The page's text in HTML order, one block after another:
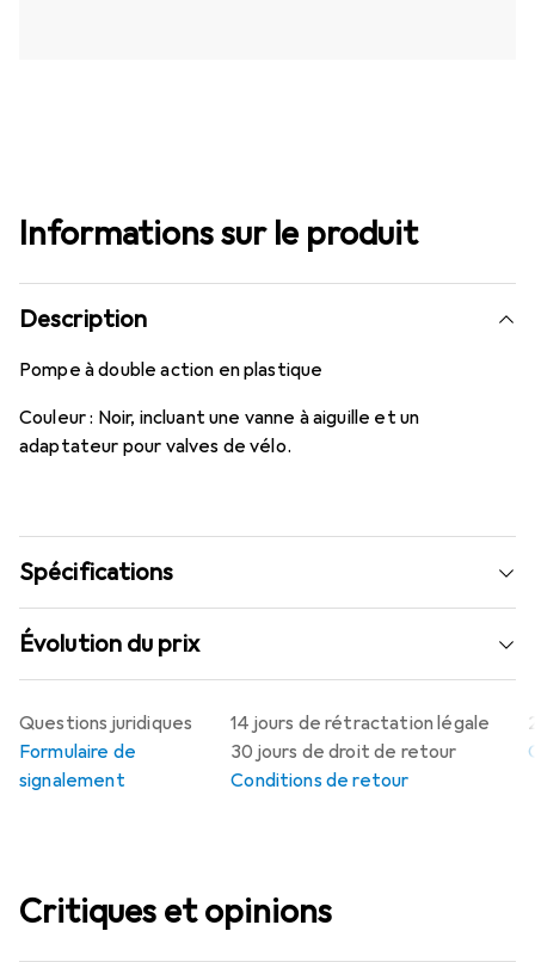
Informations sur le produit
Description
Pompe à double action en plastique
Couleur : Noir, incluant une vanne à aiguille et un
adaptateur pour valves de vélo.
Spécifications
Évolution du prix
14 jours de rétractation légale
30 jours de droit de retour
Conditions de retour
Questions juridiques
Formulaire de
signalement
Critiques et opinions